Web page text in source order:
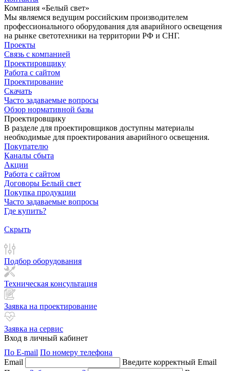
Компания «Белый свет»
Мы являемся ведущим российским производителем
профессионального оборудования для аварийного освещения
на рынке светотехники на территории РФ и СНГ.
Проекты
Связь с компанией
Проектировщику
Работа с сайтом
Проектирование
Скачать
Часто задаваемые вопросы
Обзор нормативной базы
Проектировщику
В разделе для проектировщиков доступны материалы
необходимые для проектирования аварийного освещения.
Покупателю
Каналы сбыта
Акции
Работа с сайтом
Договоры Белый свет
Покупка продукции
Часто задаваемые вопросы
Где купить?
Скрыть
Подбор оборудования
Техническая консультация
Заявка на проектирование
Заявка на сервис
Вход в личный кабинет
По E-mail По номеру телефона
Email
Введите корректный Email